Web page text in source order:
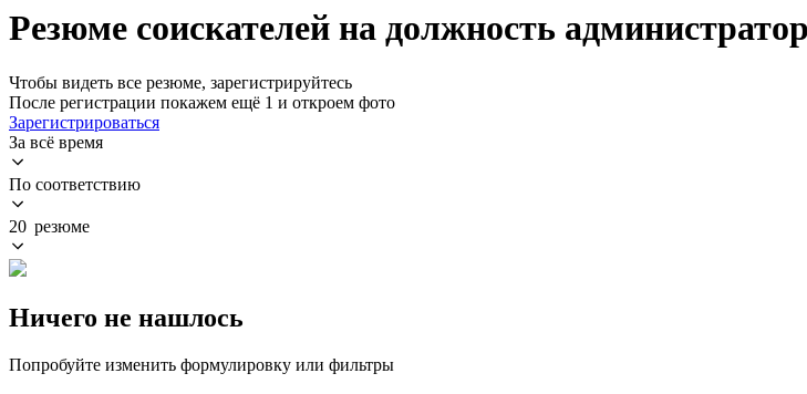
Резюме соискателей на должность
Чтобы видеть все резюме, зарегистрируйтесь
После регистрации покажем ещё 1 и откроем фото
Зарегистрироваться
За всё время
По соответствию
20 резюме
Ничего не нашлось
Попробуйте изменить формулировку или фильтры